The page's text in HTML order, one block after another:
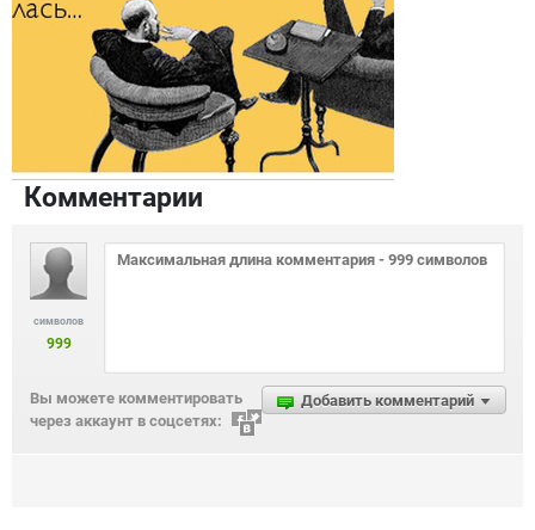
Комментарии
символов
999
Добавить комментарий
Вы можете комментировать
через аккаунт в соцсетях: